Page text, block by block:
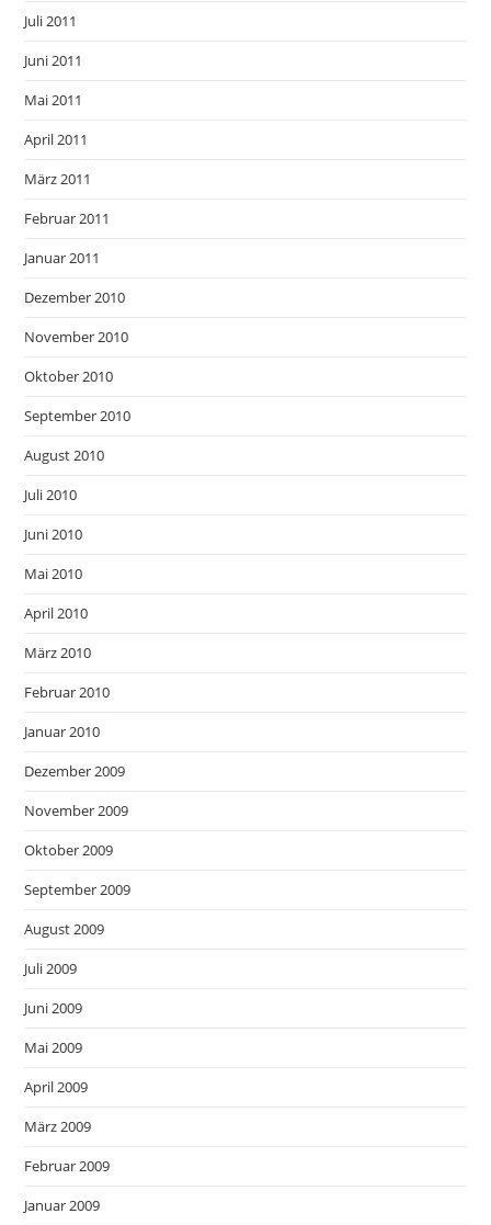
Juli 2011
Juni 2011
Mai 2011
April 2011
März 2011
Februar 2011
Januar 2011
Dezember 2010
November 2010
Oktober 2010
September 2010
August 2010
Juli 2010
Juni 2010
Mai 2010
April 2010
März 2010
Februar 2010
Januar 2010
Dezember 2009
November 2009
Oktober 2009
September 2009
August 2009
Juli 2009
Juni 2009
Mai 2009
April 2009
März 2009
Februar 2009
Januar 2009